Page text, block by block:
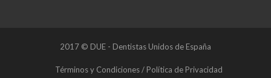
2017 © DUE - Dentistas Unidos de España
Términos y Condiciones / Política de Privacidad